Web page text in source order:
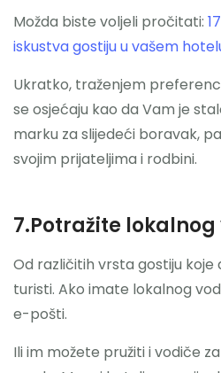
Možda biste voljeli pročitati:
iskustva gostiju u vašem
Ukratko, traženjem
se osjećaju kao da Vam je
marku za slijedeći boravak,
svojim prijateljima i rodbini.
7.Potražite
Od različitih vrsta gostiju koje
turisti. Ako imate lokalnog
e-pošti.
Ili im možete pružiti i vodiče